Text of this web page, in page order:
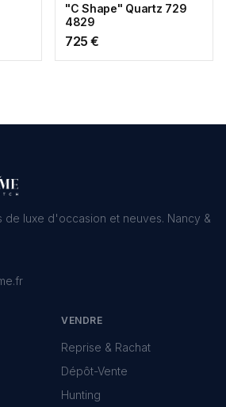
"C Shape" Quartz 729
4829
725 €
de luxe d'occasion et neuves. Nancy &
VENDRE
Reprise & Rachat
Dépôt-Vente
Hunting